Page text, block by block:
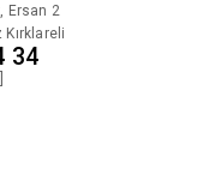
Ersan 2
34